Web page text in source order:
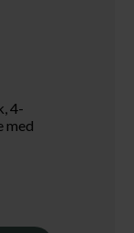
4-
med